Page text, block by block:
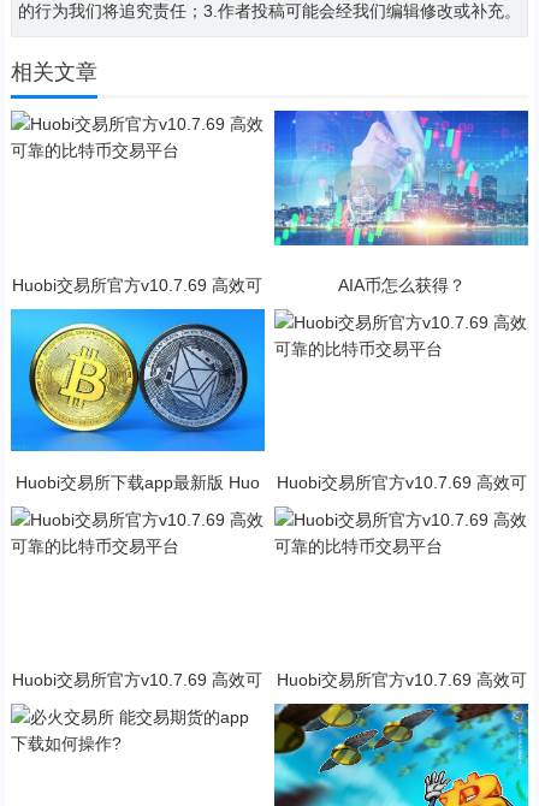
的行为我们将追究责任；3.作者投稿可能会经我们编辑修改或补充。
相关文章
Huobi交易所官方v10.7.69 高效可
靠的比特币交易平台
AIA币怎么获得？
Huobi交易所下载app最新版 Huo
Huobi交易所官方v10.7.69 高效可
Huobi交易所官方v10.7.69 高效可
靠的比特币交易平台
Huobi交易所官方v10.7.69 高效可
靠的比特币交易平台